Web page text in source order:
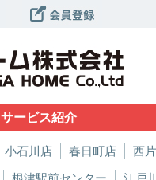
サービス紹介
小石川店 春日町店
西